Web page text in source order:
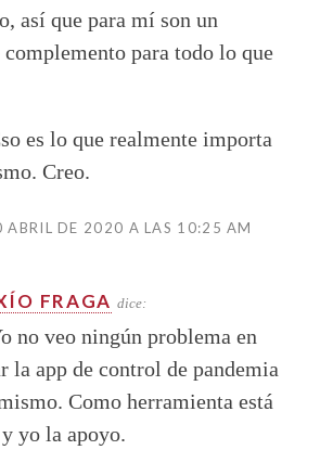
así que para mí son un
complemento para todo lo que
es lo que realmente importa
Creo.
ABRIL DE 2020 A LAS 10:25 AM
FRAGA dice:
no veo ningún problema en
la app de control de pandemia
Como herramienta está
yo la apoyo.